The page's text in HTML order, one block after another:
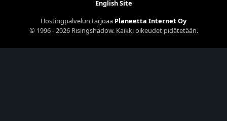
English Site
Hostingpalvelun tarjoaa Planeetta Internet Oy
© 1996 - 2026 Risingshadow. Kaikki oikeudet pidätetään.